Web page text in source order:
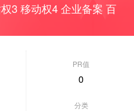
3 移动权4 企业备案 百
PR值
0
分类